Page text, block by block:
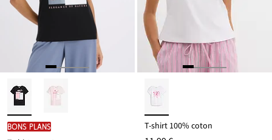
BONS PLANS T-shirt 100% coton